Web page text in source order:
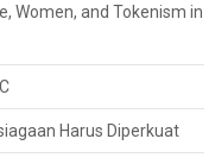
Women, and Tokenism in
Harus Diperkuat